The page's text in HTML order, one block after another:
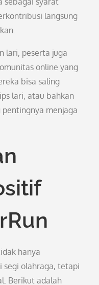
langsung
lari, peserta juga
online yang
bisa saling
lari, atau bahkan
menjaga
hanya
segi olahraga, tetapi
Berikut adalah